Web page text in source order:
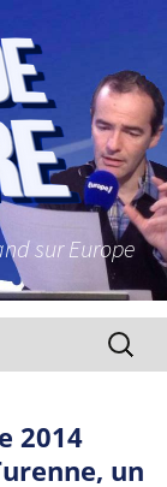
sur Europe
2014
un